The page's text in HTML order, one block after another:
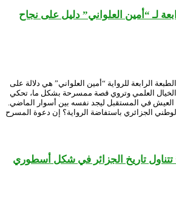
لـ “أمين العلواني” دليل على نجاح
الرابعة للرواية “أمين العلواني” هي دلالة على
العلمي وتروي قصة ممسرحة بشكل ما، تحكي
في المستقبل ليجد نفسه بين أسوار الماضي.
الجزائري باستفاضة الرواية؟ إن دعوة المسرح
تتناول تاريخ الجزائر في شكل أسطوري